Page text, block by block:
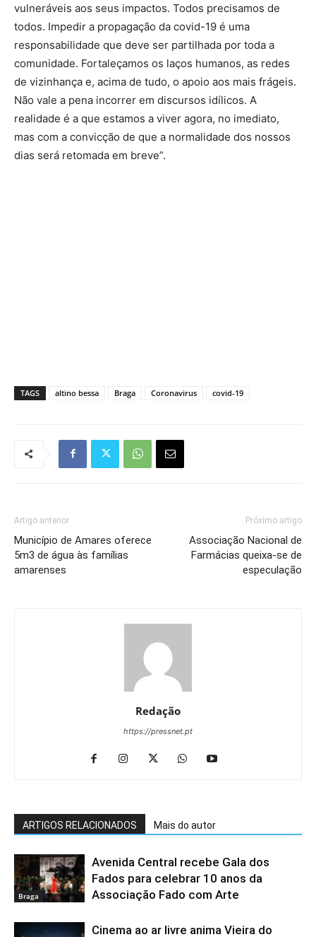
vulneráveis aos seus impactos. Todos precisamos de
todos. Impedir a propagação da covid-19 é uma
responsabilidade que deve ser partilhada por toda a
comunidade. Fortaleçamos os laços humanos, as redes
de vizinhança e, acima de tudo, o apoio aos mais frágeis.
Não vale a pena incorrer em discursos idílicos. A
realidade é a que estamos a viver agora, no imediato,
mas com a convicção de que a normalidade dos nossos
dias será retomada em breve”.
TAGS altino bessa Braga Coronavirus covid-19
Artigo anterior
Município de Amares oferece
5m3 de água às famílias
amarenses
Próximo artigo
Associação Nacional de
Farmácias queixa-se de
especulação
Redação
https://pressnet.pt
ARTIGOS RELACIONADOS Mais do autor
Braga
Avenida Central recebe Gala dos
Fados para celebrar 10 anos da
Associação Fado com Arte
Cinema ao ar livre anima Vieira do